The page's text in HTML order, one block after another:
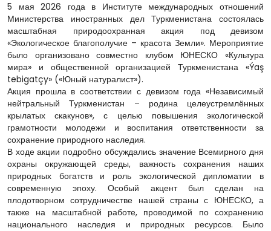
5 мая 2026 года в Институте международных отношений
Министерства иностранных дел Туркменистана состоялась
масштабная природоохранная акция под девизом
«Экологическое благополучие – красота Земли». Мероприятие
было организовано совместно клубом ЮНЕСКО «Культура
мира» и общественной организацией Туркменистана «Ýaş
tebigatçy» («Юный натуралист»).
Акция прошла в соответствии с девизом года «Независимый
нейтральный Туркменистан – родина целеустремлённых
крылатых скакунов», с целью повышения экологической
грамотности молодежи и воспитания ответственности за
сохранение природного наследия.
В ходе акции подробно обсуждались значение Всемирного дня
охраны окружающей среды, важность сохранения наших
природных богатств и роль экологической дипломатии в
современную эпоху. Особый акцент был сделан на
плодотворном сотрудничестве нашей страны с ЮНЕСКО, а
также на масштабной работе, проводимой по сохранению
национального наследия и природных ресурсов. Было